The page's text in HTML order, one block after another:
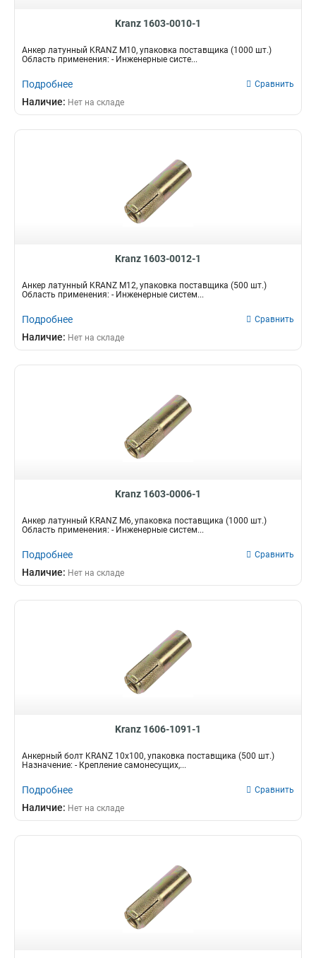
Kranz 1603-0010-1
Анкер латунный KRANZ M10, упаковка поставщика (1000 шт.)
Область применения: - Инженерные систе...
Подробнее Сравнить
Наличие: Нет на складе
Kranz 1603-0012-1
Анкер латунный KRANZ M12, упаковка поставщика (500 шт.)
Область применения: - Инженерные систем...
Подробнее Сравнить
Наличие: Нет на складе
Kranz 1603-0006-1
Анкер латунный KRANZ M6, упаковка поставщика (1000 шт.)
Область применения: - Инженерные систем...
Подробнее Сравнить
Наличие: Нет на складе
Kranz 1606-1091-1
Анкерный болт KRANZ 10х100, упаковка поставщика (500 шт.)
Назначение: - Крепление самонесущих,...
Подробнее Сравнить
Наличие: Нет на складе